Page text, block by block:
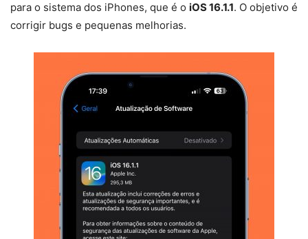
para o sistema dos iPhones, que é o iOS 16.1.1. O objetivo é
corrigir bugs e pequenas melhorias.